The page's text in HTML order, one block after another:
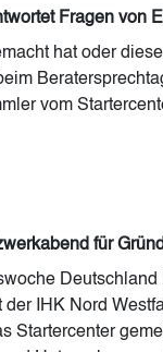
Fragen von
hat oder
vom
für
IHK Nord
Startercenter